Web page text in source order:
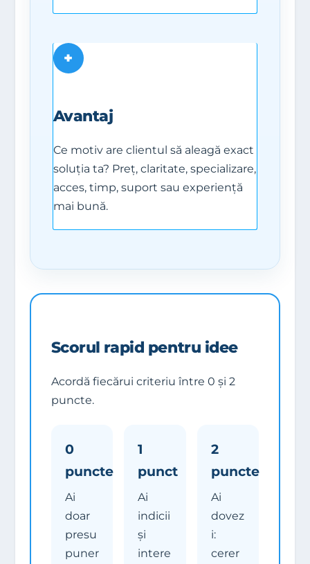
+
Avantaj
Ce motiv are clientul să aleagă exact
soluția ta? Preț, claritate, specializare,
acces, timp, suport sau experiență
mai bună.
Scorul rapid pentru idee
Acordă fiecărui criteriu între 0 și 2
puncte.
0
puncte
Ai
doar
presu
puner
1
punct
Ai
indicii
și
intere
2
puncte
Ai
dovez
i:
cerer